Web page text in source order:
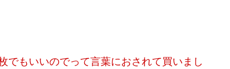
でもいいのでって言葉におされて買いまし